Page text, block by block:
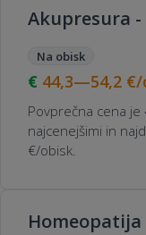
Akupresura -
Na obisk
44,3—54,2 €/
Povprečna cena
najcenejšimi in
€/obisk.
Homeopatija